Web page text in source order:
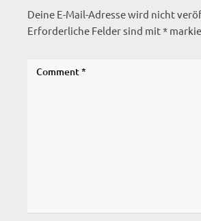
Deine E-Mail-Adresse wird nicht
Erforderliche Felder sind mit*